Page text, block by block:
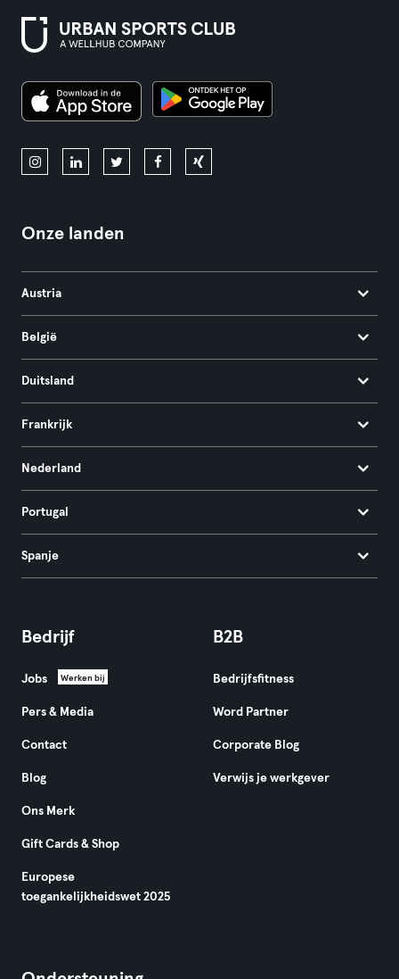
Onze landen
Austria
België
Duitsland
Frankrijk
Nederland
Portugal
Spanje
Bedrijf
Jobs Werken bij
Pers & Media
Contact
Blog
Ons Merk
Gift Cards & Shop
Europese
toegankelijkheidswet 2025
B2B
Bedrijfsfitness
Word Partner
Corporate Blog
Verwijs je werkgever